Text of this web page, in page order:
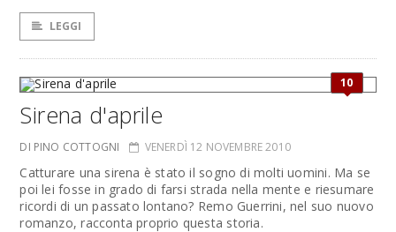
LEGGI
10
Sirena d'aprile
DI PINO COTTOGNI VENERDÌ 12 NOVEMBRE 2010
Catturare una sirena è stato il sogno di molti uomini. Ma se
poi lei fosse in grado di farsi strada nella mente e riesumare
ricordi di un passato lontano? Remo Guerrini, nel suo nuovo
romanzo, racconta proprio questa storia.